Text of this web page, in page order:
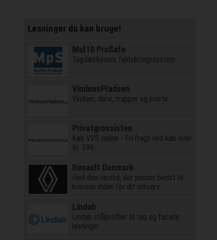
Løsninger du kan bruge!
Mul10 ProSafe
Tagdækkernes faldsikringssystem
VinduesPladsen
Vinduer, døre, trapper og kviste
Privatgrossisten
Køb VVS online - Fri fragt ved køb over
Kr. 599,-
Renault Danmark
Find den varebil, der passer bedst til
kravene inden for dit erhverv.
Lindab
Lindab stålprofiler til tag og facade
løsninger